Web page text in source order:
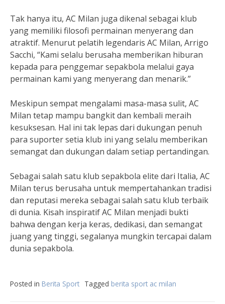
Tak hanya itu, AC Milan juga dikenal sebagai klub
yang memiliki filosofi permainan menyerang dan
atraktif. Menurut pelatih legendaris AC Milan, Arrigo
Sacchi, “Kami selalu berusaha memberikan hiburan
kepada para penggemar sepakbola melalui gaya
permainan kami yang menyerang dan menarik.”
Meskipun sempat mengalami masa-masa sulit, AC
Milan tetap mampu bangkit dan kembali meraih
kesuksesan. Hal ini tak lepas dari dukungan penuh
para suporter setia klub ini yang selalu memberikan
semangat dan dukungan dalam setiap pertandingan.
Sebagai salah satu klub sepakbola elite dari Italia, AC
Milan terus berusaha untuk mempertahankan tradisi
dan reputasi mereka sebagai salah satu klub terbaik
di dunia. Kisah inspiratif AC Milan menjadi bukti
bahwa dengan kerja keras, dedikasi, dan semangat
juang yang tinggi, segalanya mungkin tercapai dalam
dunia sepakbola.
Posted in Berita Sport Tagged berita sport ac milan